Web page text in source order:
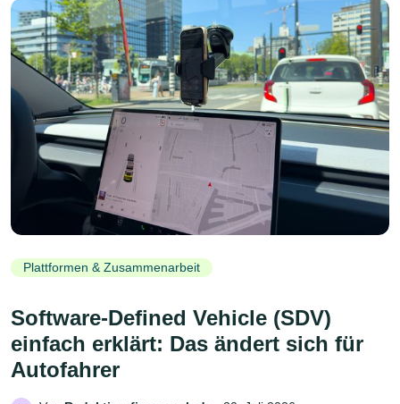
Plattformen & Zusammenarbeit
Software-Defined Vehicle (SDV)
einfach erklärt: Das ändert sich für
Autofahrer